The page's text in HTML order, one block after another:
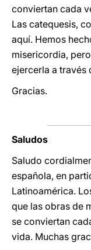
conviertan cada
Las catequesis,
aquí. Hemos
misericordia,
ejercerla a través
Gracias.
Saludos
Saludo
española, en
Latinoamérica.
que las obras de
se conviertan
vida. Muchas